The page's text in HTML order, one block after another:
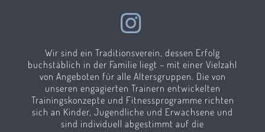
Wir sind ein Traditionsverein, dessen Erfolg
buchstäblich in der Familie liegt – mit einer Vielzahl
von Angeboten für alle Altersgruppen. Die von
unseren engagierten Trainern entwickelten
Trainingskonzepte und Fitnessprogramme richten
sich an Kinder, Jugendliche und Erwachsene und
sind individuell abgestimmt auf die